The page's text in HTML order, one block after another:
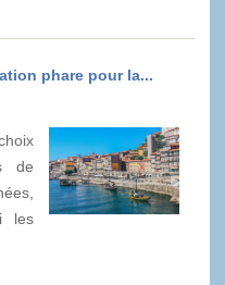
phare pour la...
de
les